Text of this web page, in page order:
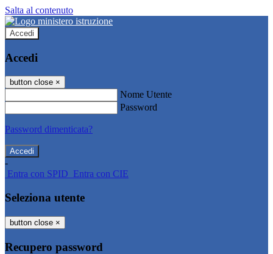
Salta al contenuto
Accedi
Accedi
button close ×
Nome Utente
Password
Password dimenticata?
-
Entra con SPID Entra con CIE
Seleziona utente
button close ×
Recupero password